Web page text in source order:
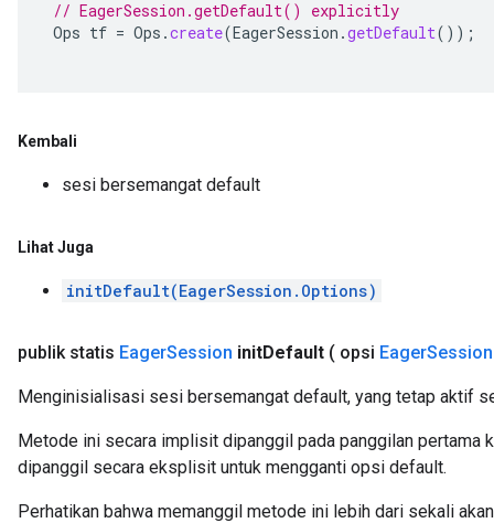
// EagerSession.getDefault() explicitly
Ops tf = Ops .create(EagerSession .getDefault());
Kembali
sesi bersemangat default
Lihat Juga
initDefault(EagerSession.Options)
publik statis EagerSession initDefault ( opsi EagerSession
Menginisialisasi sesi bersemangat default, yang tetap aktif
Metode ini secara implisit dipanggil pada panggilan pertama
dipanggil secara eksplisit untuk mengganti opsi default.
Perhatikan bahwa memanggil metode ini lebih dari sekali